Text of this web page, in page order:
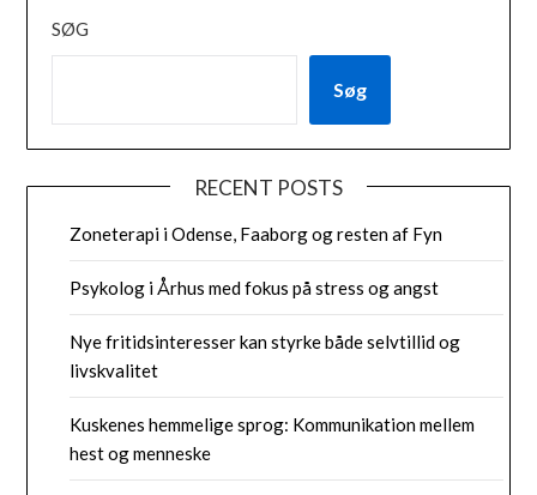
SØG
Søg
RECENT POSTS
Zoneterapi i Odense, Faaborg og resten af Fyn
Psykolog i Århus med fokus på stress og angst
Nye fritidsinteresser kan styrke både selvtillid og
livskvalitet
Kuskenes hemmelige sprog: Kommunikation mellem
hest og menneske